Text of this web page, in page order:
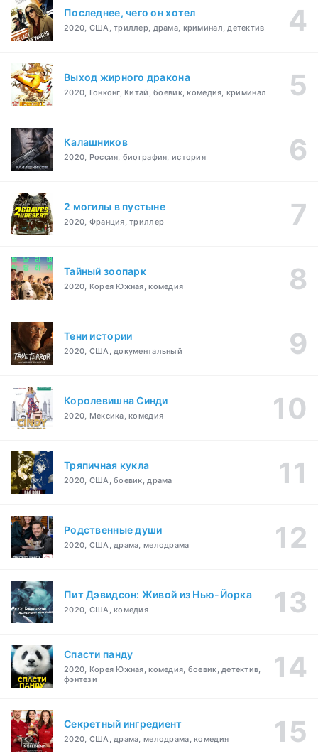
Последнее, чего он хотел
2020, США, триллер, драма, криминал, детектив
Выход жирного дракона
2020, Гонконг, Китай, боевик, комедия, криминал
Калашников
2020, Россия, биография, история
2 могилы в пустыне
2020, Франция, триллер
Тайный зоопарк
2020, Корея Южная, комедия
Тени истории
2020, США, документальный
Королевишна Синди
2020, Мексика, комедия
Тряпичная кукла
2020, США, боевик, драма
Родственные души
2020, США, драма, мелодрама
Пит Дэвидсон: Живой из Нью-Йорка
2020, США, комедия
Спасти панду
2020, Корея Южная, комедия, боевик, детектив,
фэнтези
Секретный ингредиент
2020, США, драма, мелодрама, комедия